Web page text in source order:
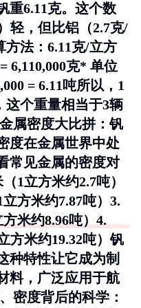
重6.11克。这个数
轻，但比铝（2.7克/
法：6.11克/立方
6,110,000克* 单位
= 6.11吨所以，1
这个重量相当于3辆
属密度大比拼：钒
度在金属世界中处
常见金属的密度对
1立方米约2.7吨）
方米约7.87吨）3.
米约8.96吨）4.
方米约19.32吨）钒
种特性让它成为制
料，广泛应用于航
密度背后的科学：